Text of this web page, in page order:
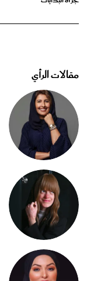
مقالات الرأي